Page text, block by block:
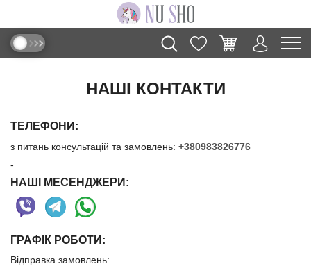
НАШІ КОНТАКТИ
ТЕЛЕФОНИ:
з питань консультацій та замовлень: +380983826776
-
НАШІ МЕСЕНДЖЕРИ:
ГРАФІК РОБОТИ:
Відправка замовлень: